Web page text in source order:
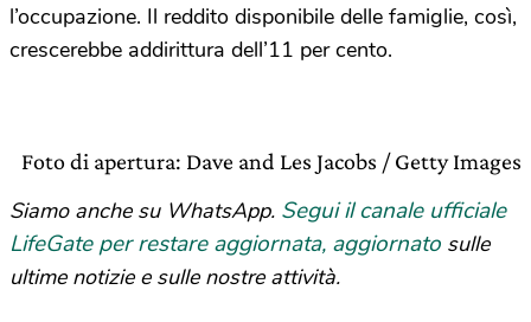
l’occupazione. Il reddito disponibile delle famiglie, così,
crescerebbe addirittura dell’11 per cento.
Foto di apertura: Dave and Les Jacobs / Getty Images
Siamo anche su WhatsApp. Segui il canale ufficiale
LifeGate per restare aggiornata, aggiornato sulle
ultime notizie e sulle nostre attività.